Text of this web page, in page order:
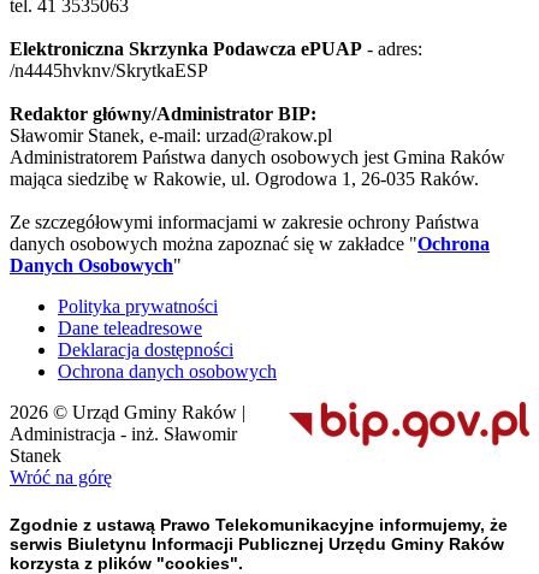
tel. 41 3535063
Elektroniczna Skrzynka Podawcza ePUAP - adres:
/n4445hvknv/SkrytkaESP
Redaktor główny/Administrator BIP:
Sławomir Stanek, e-mail: urzad@rakow.pl
Administratorem Państwa danych osobowych jest Gmina Raków
mająca siedzibę w Rakowie, ul. Ogrodowa 1, 26-035 Raków.
Ze szczegółowymi informacjami w zakresie ochrony Państwa
danych osobowych można zapoznać się w zakładce "Ochrona
Danych Osobowych"
Polityka prywatności
Dane teleadresowe
Deklaracja dostępności
Ochrona danych osobowych
2026 © Urząd Gminy Raków |
Administracja - inż. Sławomir
Stanek
Wróć na górę
Zgodnie z ustawą Prawo Telekomunikacyjne informujemy, że
serwis Biuletynu Informacji Publicznej Urzędu Gminy Raków
korzysta z plików "cookies".